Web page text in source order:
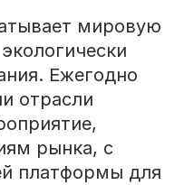
мировую
Ежегодно
отрасли
рынка, с
платформы для